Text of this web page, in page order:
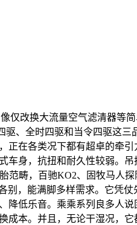
改换大流量空气滤清器等
、全时四驱和当令四驱这
在各类况下都有超卓的牵
身，抗扭和耐久性较弱。
畴，百驰KO2、固牧马人
别，能满脚多样需求。它凭
低乐音。乘乘系列良多人
本。并且，无论干湿况，